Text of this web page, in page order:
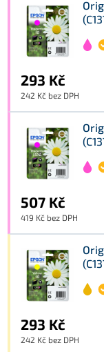
293 Kč
242 Kč bez DPH
507 Kč
419 Kč bez DPH
293 Kč
242 Kč bez DPH